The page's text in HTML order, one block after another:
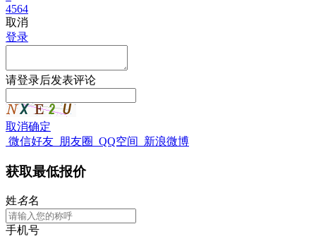
4564
取消
登录
请登录后发表评论
取消确定
微信好友 朋友圈 QQ空间 新浪微博
获取最低报价
姓名名
手机号